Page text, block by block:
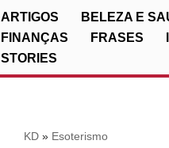
ARTIGOS BELEZA E
FINANÇAS
FRASES
STORIES
KD» Esoterismo